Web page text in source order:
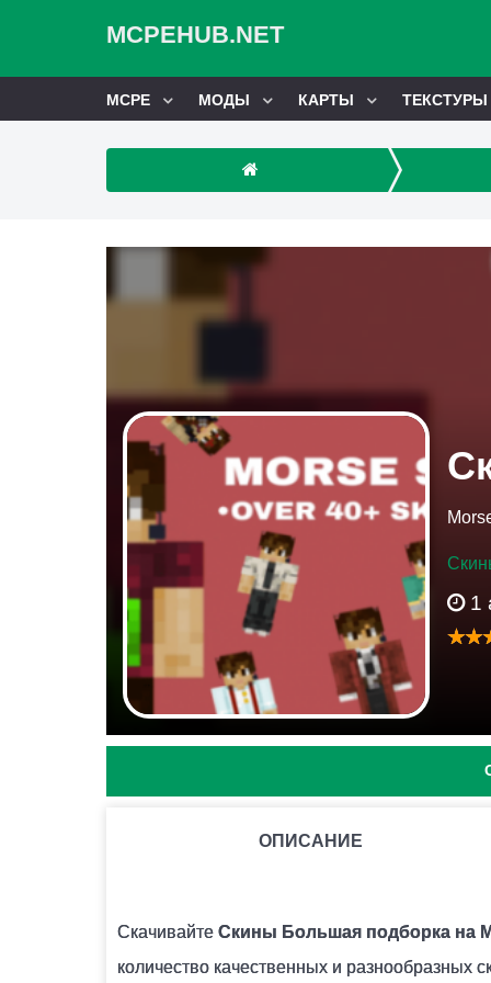
MCPEHUB.NET
MCPE МОДЫ КАРТЫ ТЕКСТУРЫ
1
ОПИСАНИЕ
Скачивайте Скины Большая подборка на
количество качественных и разнообразных